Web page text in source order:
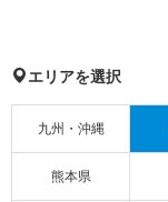
エリアを選択
九州・沖縄
熊本県